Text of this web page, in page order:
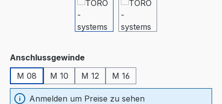
Anschlussgewindeauswählen
M 08
M 10 M 12 M 16
Anmelden um Preise zu sehen